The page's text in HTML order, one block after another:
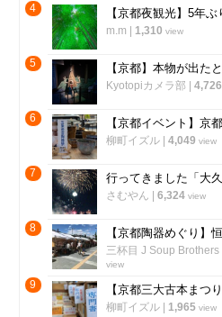
4
m.m 1,310 view
5
Kyotopiカメラ部 4,726
6
柳町イズル| 4,049 view
7
さむやん 6,324 view
8
三杯目 J Soup Brothers|
view
9
柳町イズル| 1,965 view